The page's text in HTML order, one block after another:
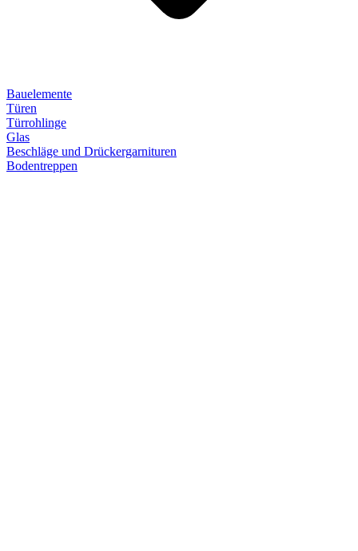
Bauelemente
Türen
Türrohlinge
Glas
Beschläge und Drückergarnituren
Bodentreppen